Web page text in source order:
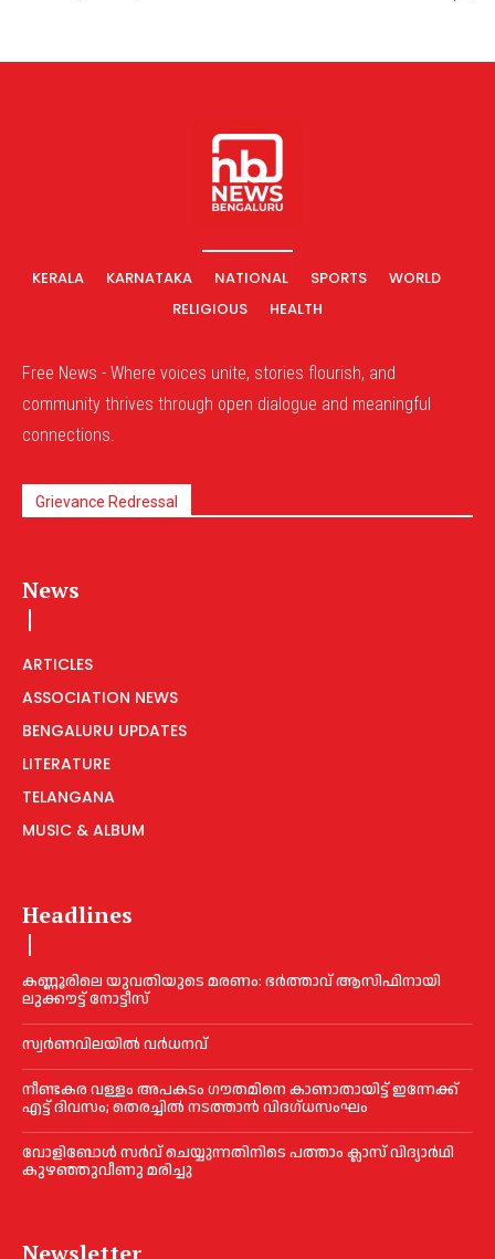
KERALA KARNATAKA NATIONAL SPORTS
WORLD
RELIGIOUS
HEALTH
Free News - Where voices unite, stories flourish, and
community thrives through open dialogue and meaningful
connections.
Grievance Redressal
News
ARTICLES
ASSOCIATION NEWS
BENGALURU UPDATES
LITERATURE
TELANGANA
MUSIC & ALBUM
Headlines
കണ്ണൂരിലെ യുവതിയുടെ മരണം: ഭര്‍ത്താവ് ആസിഫിനായി
ലുക്കൗട്ട് നോട്ടീസ്
സ്വർണവിലയിൽ വർധനവ്
നീണ്ടകര വള്ളം അപകടം ഗൗതമിനെ കാണാതായിട്ട് ഇന്നേക്ക്
എട്ട് ദിവസം; തെരച്ചില്‍ നടത്താൻ വിദഗ്ധസംഘം
വോളിബോൾ സർവ് ചെയ്യുന്നതിനിടെ പത്താം ക്ലാസ് വിദ്യാർഥി
കുഴഞ്ഞുവീണു മരിച്ചു
Newsletter